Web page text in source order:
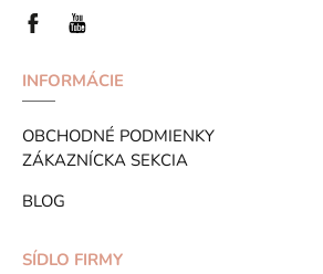
INFORMÁCIE
OBCHODNÉ PODMIENKY
ZÁKAZNÍCKA SEKCIA
BLOG
SÍDLO FIRMY